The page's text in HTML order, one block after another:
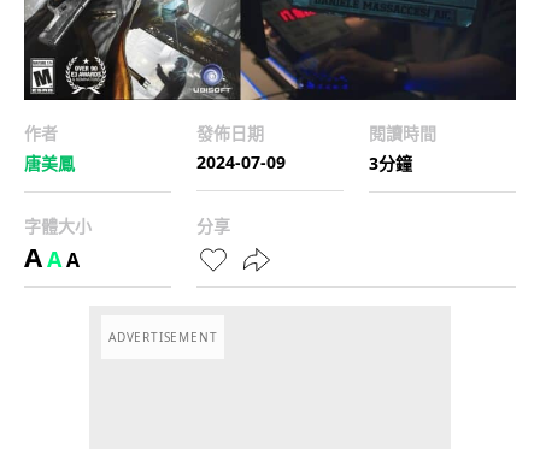
作者
唐美鳳
發佈日期
2024-07-09
閱讀時間
3分鐘
字體大小
AAA
分享
ADVERTISEMENT